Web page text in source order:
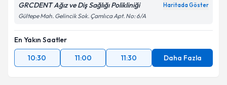
GRCDENT Ağız ve Diş Sağlığı Polikliniği Haritada Göster
Gültepe Mah. Gelincik Sok. Çamlıca Apt. No: 6/A
En Yakın Saatler
10:30
11:00 11:30 Daha Fazla